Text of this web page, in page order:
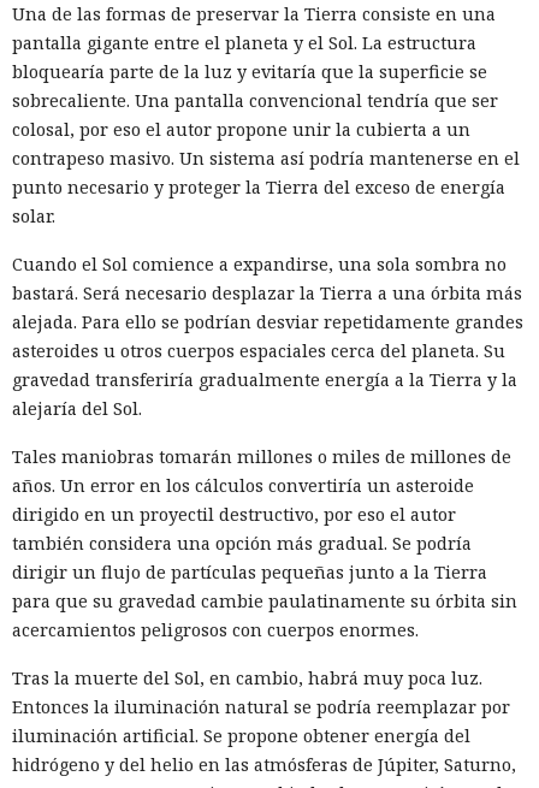
Entre 2019 y 2022 el regulador negó a China Mobile la
autorización para servicios internacionales y revocó las
licencias de las filiales estadounidenses de China Telecom y
China Unicom. Sin embargo, las decisiones no obligaban a
las empresas a desmontar equipos, abandonar centros de
datos o cortar conexiones de red privadas.
El comité
haber dado a estructuras chinas la capacidad de observar
tráfico sensible, ayudar a mantener servidores maliciosos y
crear condiciones para desviar datos. La investigación no
presenta pruebas directas de la participación de empleados
de los operadores en ciberataques.
Los autores prestaron atención especial a la campaña Salt
Typhoon, que se reveló en 2024 tras los hackeos a grandes
empresas de telecomunicaciones. La red China Mobile
International apareció al menos 192 veces en rutas hacia 58
grupos de direcciones que la CISA vinculó con servidores de
los atacantes.
El comité no afirma que China Mobile conociera la
operación o ayudara a los atacantes. Los datos de
enrutamiento solo muestran que las conexiones de red
conservadas pudieron mantener la disponibilidad de la
infraestructura Salt Typhoon mientras especialistas
estadounidenses intentaban neutralizarla.
Una de las formas de preservar la Tierra consiste en una
pantalla gigante entre el planeta y el Sol. La estructura
bloquearía parte de la luz y evitaría que la superficie se
sobrecaliente. Una pantalla convencional tendría que ser
colosal, por eso el autor propone unir la cubierta a un
contrapeso masivo. Un sistema así podría mantenerse en el
punto necesario y proteger la Tierra del exceso de energía
solar.
Cuando el Sol comience a expandirse, una sola sombra no
bastará. Será necesario desplazar la Tierra a una órbita más
alejada. Para ello se podrían desviar repetidamente grandes
asteroides u otros cuerpos espaciales cerca del planeta. Su
gravedad transferiría gradualmente energía a la Tierra y la
alejaría del Sol.
Tales maniobras tomarán millones o miles de millones de
años. Un error en los cálculos convertiría un asteroide
dirigido en un proyectil destructivo, por eso el autor
también considera una opción más gradual. Se podría
dirigir un flujo de partículas pequeñas junto a la Tierra
para que su gravedad cambie paulatinamente su órbita sin
acercamientos peligrosos con cuerpos enormes.
Tras la muerte del Sol, en cambio, habrá muy poca luz.
Entonces la iluminación natural se podría reemplazar por
iluminación artificial. Se propone obtener energía del
hidrógeno y del helio en las atmósferas de Júpiter, Saturno,